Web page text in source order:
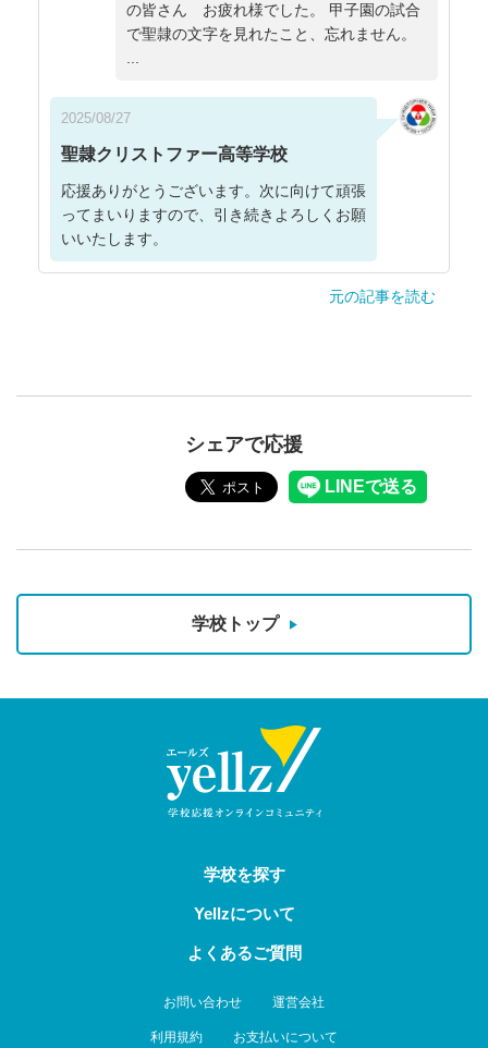
の皆さん お疲れ様でした。 甲子園の試合
で聖隷の文字を見れたこと、忘れません。
...
2025/08/27
聖隷クリストファー高等学校
応援ありがとうございます。次に向けて頑張
ってまいりますので、引き続きよろしくお願
いいたします。
元の記事を読む
シェアで応援
学校トップ
学校を探す
Yellzについて
よくあるご質問
お問い合わせ 運営会社
利用規約 お支払いについて